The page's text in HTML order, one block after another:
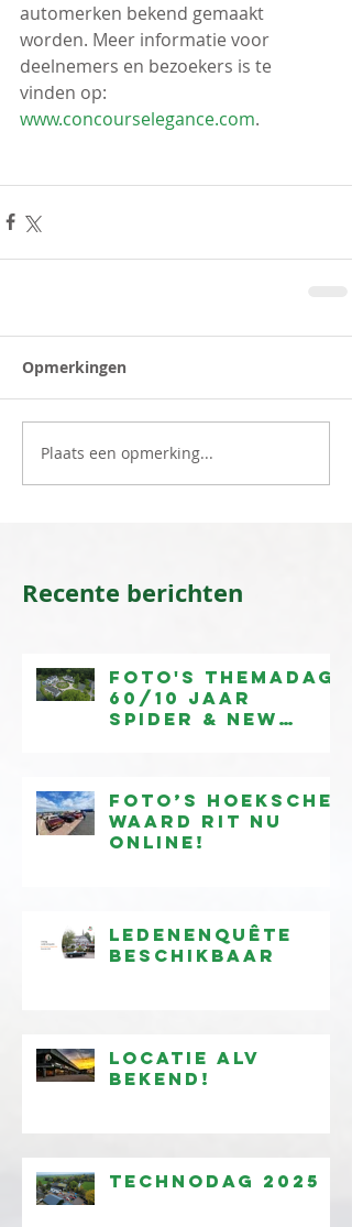
automerken bekend gemaakt
worden. Meer informatie voor
deelnemers en bezoekers is te
vinden op:
www.concourselegance.com.
Opmerkingen
Plaats een opmerking...
Recente berichten
Foto's Themadag
60/10 jaar
Spider & New
Foto’s Hoeksche
Waard Rit nu
online!
Ledenenquête
beschikbaar
Locatie ALV
bekend!
Technodag 2025